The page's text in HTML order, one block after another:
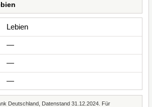
Lebien
—
—
—
Deutschland, Datenstand 31.12.2024. Für